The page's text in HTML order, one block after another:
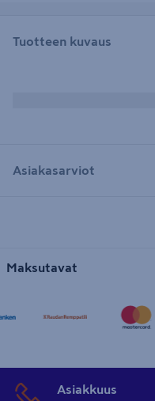
Tuotteen kuvaus
Asiakasarviot
Maksutavat
Asiakkuus